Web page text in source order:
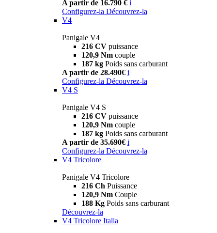
A partir de 16.790 € i
Configurez-la Découvrez-la
V4
Panigale V4
216 CV puissance
120,9 Nm couple
187 kg Poids sans carburant
A partir de 28.490€ i
Configurez-la Découvrez-la
V4 S
Panigale V4 S
216 CV puissance
120,9 Nm couple
187 kg Poids sans carburant
A partir de 35.690€ i
Configurez-la Découvrez-la
V4 Tricolore
Panigale V4 Tricolore
216 Ch Puissance
120,9 Nm Couple
188 Kg Poids sans carburant
Découvrez-la
V4 Tricolore Italia